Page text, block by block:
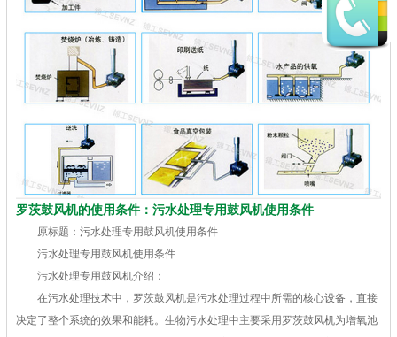
罗茨鼓风机的使用条件：污水处理专用鼓风机使用条件
原标题：污水处理专用鼓风机使用条件
污水处理专用鼓风机使用条件
污水处理专用鼓风机介绍：
在污水处理技术中，罗茨鼓风机是污水处理过程中所需的核心设备，直接
决定了整个系统的效果和能耗。生物污水处理中主要采用罗茨鼓风机为增氧池